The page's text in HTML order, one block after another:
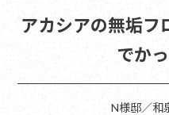
アカシアの無垢フ
でか
N様邸／和